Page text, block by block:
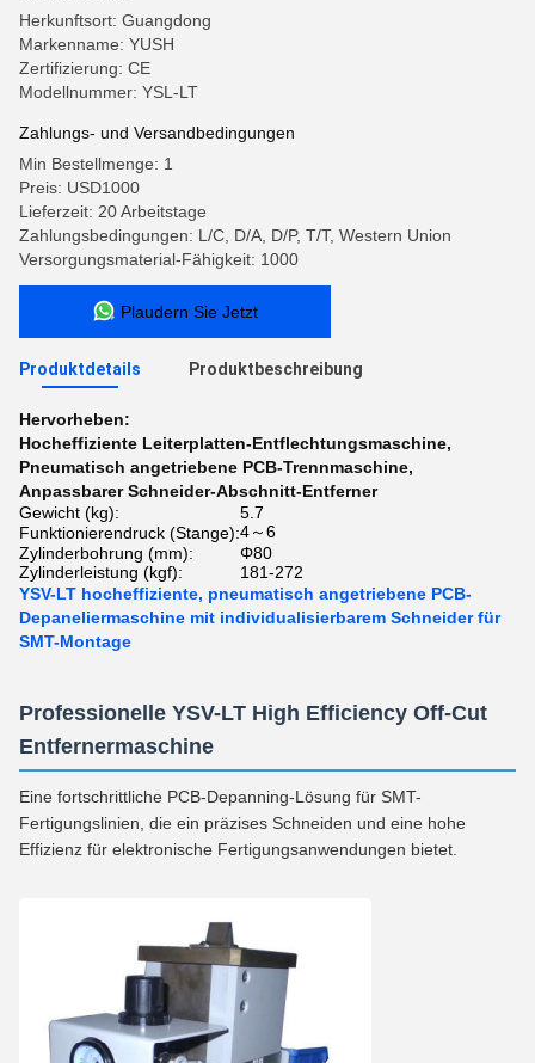
Herkunftsort: Guangdong
Markenname: YUSH
Zertifizierung: CE
Modellnummer: YSL-LT
Zahlungs- und Versandbedingungen
Min Bestellmenge: 1
Preis: USD1000
Lieferzeit: 20 Arbeitstage
Zahlungsbedingungen: L/C, D/A, D/P, T/T, Western Union
Versorgungsmaterial-Fähigkeit: 1000
Plaudern Sie Jetzt
Produktdetails Produktbeschreibung
Hervorheben:
Hocheffiziente Leiterplatten-Entflechtungsmaschine,
Pneumatisch angetriebene PCB-Trennmaschine,
Anpassbarer Schneider-Abschnitt-Entferner
Gewicht (kg):
5.7
Funktionierendruck (Stange):4～6
Zylinderbohrung (mm):
Φ80
Zylinderleistung (kgf):
181-272
YSV-LT hocheffiziente, pneumatisch angetriebene PCB-
Depaneliermaschine mit individualisierbarem Schneider für
SMT-Montage
Professionelle YSV-LT High Efficiency Off-Cut
Entfernermaschine
Eine fortschrittliche PCB-Depanning-Lösung für SMT-
Fertigungslinien, die ein präzises Schneiden und eine hohe
Effizienz für elektronische Fertigungsanwendungen bietet.